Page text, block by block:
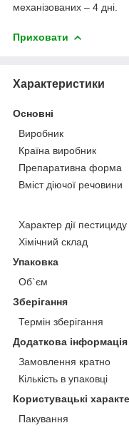
механізованих – 4 дні.
Приховати
Характеристики
Основні
Виробник
Країна виробник
Препаративна форма
Вміст діючої речовини
Характер дії пестициду
Хімічний склад
Упаковка
Об`єм
Зберігання
Термін зберігання
Додаткова інформація
Замовлення кратно
Кількість в упаковці
Користувацькі
Пакування